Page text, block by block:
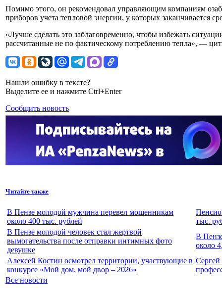
Помимо этого, он рекомендовал управляющим компаниям
приборов учета тепловой энергии, у которых заканчивается
«Лучше сделать это заблаговременно, чтобы избежать
рассчитанные не по фактическому потреблению тепла», —
Нашли ошибку в тексте?
Выделите ее и нажмите Ctrl+Enter
Сообщить новость
Читайте также
В Пензе молодой мужчина перевел мошенникам
около 400 тыс. рублей
тыс.
В Пензе молодой человек стал жертвой
вымогательства после отправки интимных фото
девушке
В
около
Алексей Костин осмотрел территории, участвующие в
конкурсе «Мой дом, мой двор – 2026»
Сергей
Все новости